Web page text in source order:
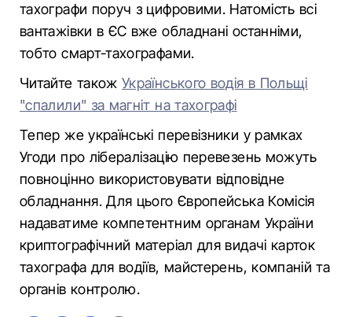
тахографи поруч з цифровими. Натомість всі
вантажівки в ЄС вже обладнані останніми,
тобто смарт-тахографами.
Читайте такожУкраїнського водія в Польщі
"спалили" за магніт на тахографі
Тепер же українські перевізники у рамках
Угоди про лібералізацію перевезень можуть
повноцінно використовувати відповідне
обладнання. Для цього Європейська Комісія
надаватиме компетентним органам України
криптографічний матеріал для видачі карток
тахографа для водіїв, майстерень, компаній та
органів контролю.